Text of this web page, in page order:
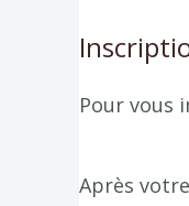
Pour vous
Après